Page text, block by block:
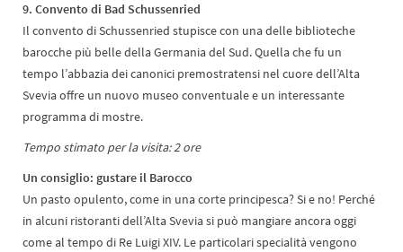
9. Convento di Bad Schussenried
Il convento di Schussenried stupisce con una delle biblioteche
barocche più belle della Germania del Sud. Quella che fu un
tempo l’abbazia dei canonici premostratensi nel cuore dell’Alta
Svevia offre un nuovo museo conventuale e un interessante
programma di mostre.
Tempo stimato per la visita: 2 ore
Un consiglio: gustare il Barocco
Un pasto opulento, come in una corte principesca? Si e no! Perché
in alcuni ristoranti dell’Alta Svevia si può mangiare ancora oggi
come al tempo di Re Luigi XIV. Le particolari specialità vengono